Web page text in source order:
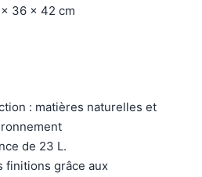
x 36 x 42 cm
: matières naturelles et
de 23 L.
finitions grâce aux